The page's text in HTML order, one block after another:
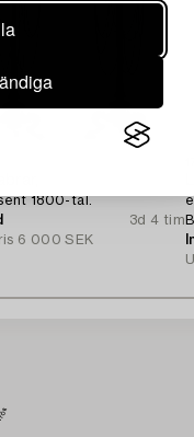
1800-tal.
3d 4 tim
6 000 SEK